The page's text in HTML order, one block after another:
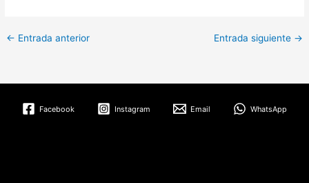
← Entrada anterior Entrada siguiente →
Facebook Instagram Email WhatsApp